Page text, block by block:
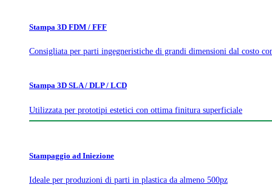
Stampa 3D FDM / FFF
Consigliata per parti ingegneristiche di grandi dimensioni dal costo
Stampa 3D SLA / DLP / LCD
Utilizzata per prototipi estetici con ottima finitura superficiale
Stampaggio ad Iniezione
Ideale per produzioni di parti in plastica da almeno 500pz